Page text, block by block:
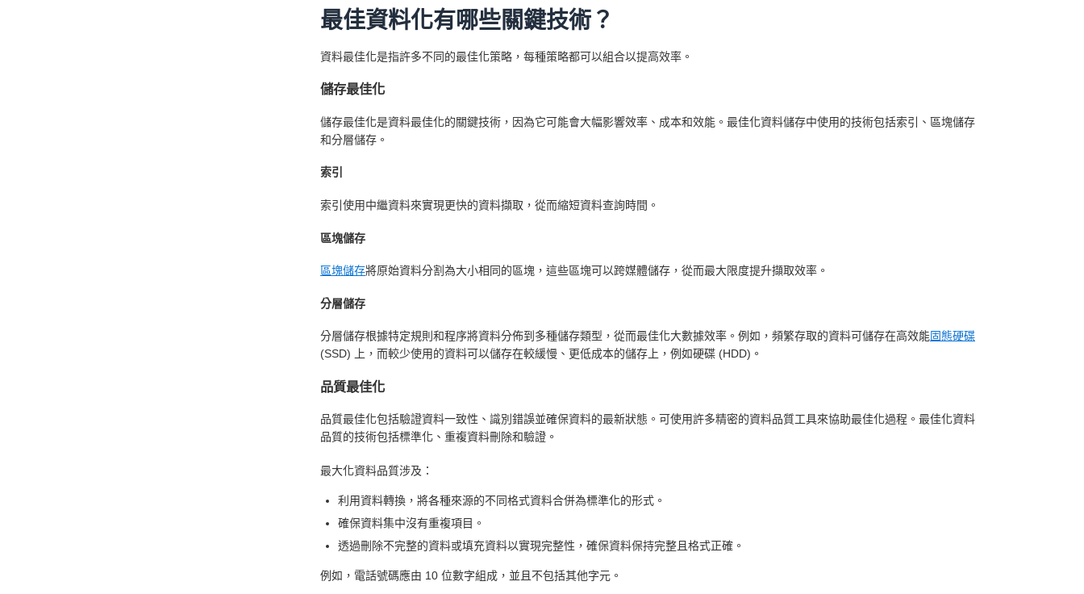
最佳資料化有哪些關鍵技術？
資料最佳化是指許多不同的最佳化策略，每種策略都可以組合以提高效率。
儲存最佳化
儲存最佳化是資料最佳化的關鍵技術，因為它可能會大幅影響效率、成本和效能。最佳化資料儲存中使用的技術包括索引、區塊儲存
和分層儲存。
索引
索引使用中繼資料來實現更快的資料擷取，從而縮短資料查詢時間。
區塊儲存
區塊儲存將原始資料分割為大小相同的區塊，這些區塊可以跨媒體儲存，從而最大限度提升擷取效率。
分層儲存
分層儲存根據特定規則和程序將資料分佈到多種儲存類型，從而最佳化大數據效率。例如，頻繁存取的資料可儲存在高效能固態硬碟
(SSD) 上，而較少使用的資料可以儲存在較緩慢、更低成本的儲存上，例如硬碟 (HDD)。
品質最佳化
品質最佳化包括驗證資料一致性、識別錯誤並確保資料的最新狀態。可使用許多精密的資料品質工具來協助最佳化過程。最佳化資料
品質的技術包括標準化、重複資料刪除和驗證。
最大化資料品質涉及：
利用資料轉換，將各種來源的不同格式資料合併為標準化的形式。
確保資料集中沒有重複項目。
透過刪除不完整的資料或填充資料以實現完整性，確保資料保持完整且格式正確。
例如，電話號碼應由 10 位數字組成，並且不包括其他字元。